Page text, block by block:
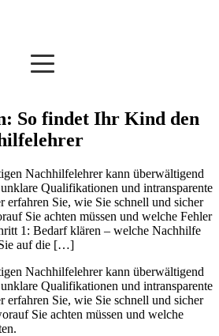
So findet Ihr Kind den
Nachhilfelehrer kann überwältigend
Qualifikationen und intransparente
erfahren Sie, wie Sie schnell und sicher
Sie achten müssen und welche Fehler
1: Bedarf klären – welche Nachhilfe
auf die […]
Nachhilfelehrer kann überwältigend
Qualifikationen und intransparente
erfahren Sie, wie Sie schnell und sicher
Sie achten müssen und welche